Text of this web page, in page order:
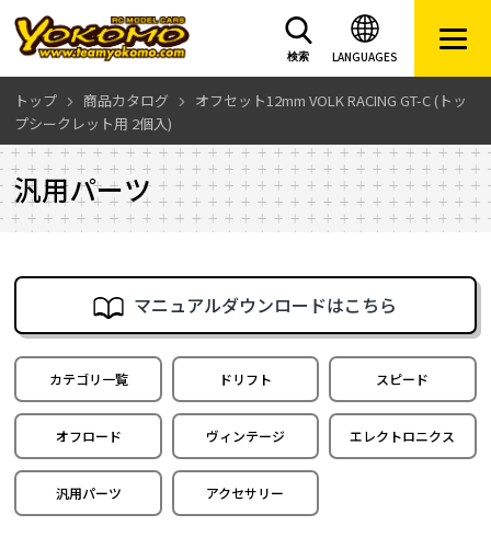
LANGUAGES
検索
トップ 商品カタログ
オフセット12mm VOLK RACING GT-C (トッ
プシークレット用 2個入)
汎用パーツ
マニュアルダウンロードはこちら
カテゴリ一覧 ドリフト スピード
オフロード ヴィンテージ エレクトロニクス
汎用パーツ アクセサリー